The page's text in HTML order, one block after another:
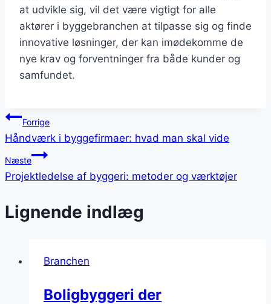
at udvikle sig, vil det være vigtigt for alle
aktører i byggebranchen at tilpasse sig og finde
innovative løsninger, der kan imødekomme de
nye krav og forventninger fra både kunder og
samfundet.
Indlægsnavigation
Forrige
Håndværk i byggefirmaer: hvad man skal vide
Næste
Projektledelse af byggeri: metoder og værktøjer
Lignende indlæg
Branchen
Boligbyggeri der